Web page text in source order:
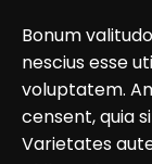
Bonum
nescius esse
voluptatem.
censent, quia
Varietates